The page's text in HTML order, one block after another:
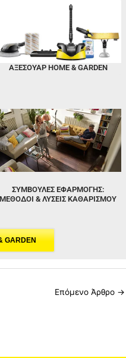
i
d
e
o
ΑΞΕΣΟΥΑΡ HOME & GARDEN
ΣΥΜΒΟΥΛΕΣ ΕΦΑΡΜΟΓΗΣ:
ΜΈΘΟΔΟΙ & ΛΎΣΕΙΣ ΚΑΘΑΡΙΣΜΟΎ
GARDEN
Επόμενο Άρθρο →